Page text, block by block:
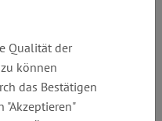
Qualität der
können
das Bestätigen
"Akzeptieren"